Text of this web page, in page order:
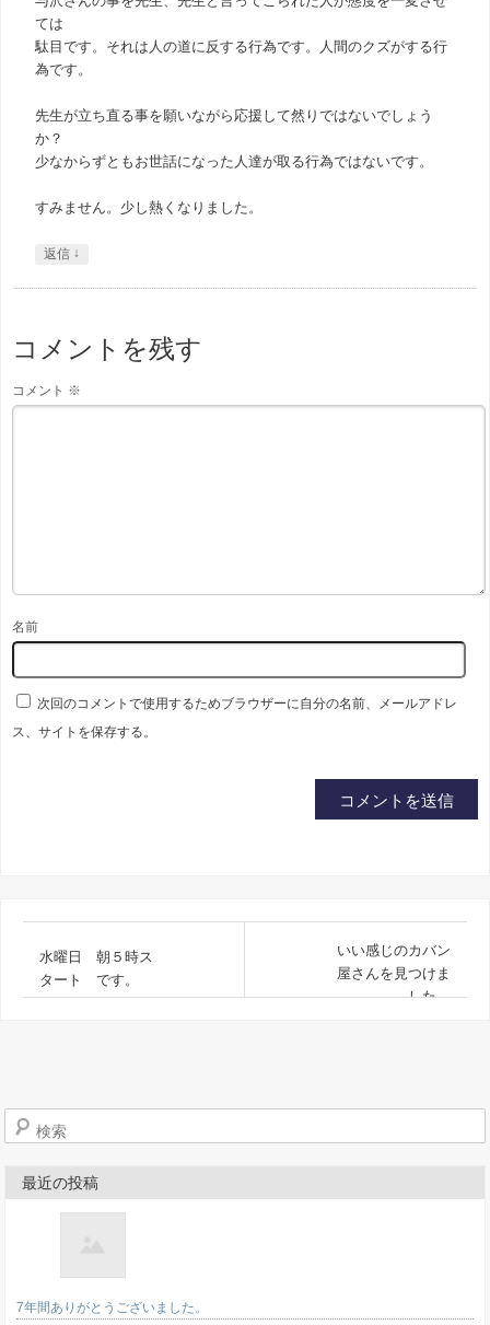
ては
駄目です。それは人の道に反する行為です。人間のクズがする行
為です。
先生が立ち直る事を願いながら応援して然りではないでしょう
か？
少なからずともお世話になった人達が取る行為ではないです。
すみません。少し熱くなりました。
返信 ↓
コメントを残す
コメント ※
名前
次回のコメントで使用するためブラウザーに自分の名前、メールアドレ
ス、サイトを保存する。
水曜日 朝５時ス
タート です。
いい感じのカバン
屋さんを見つけま
した。
検索
最近の投稿
7年間ありがとうございました。